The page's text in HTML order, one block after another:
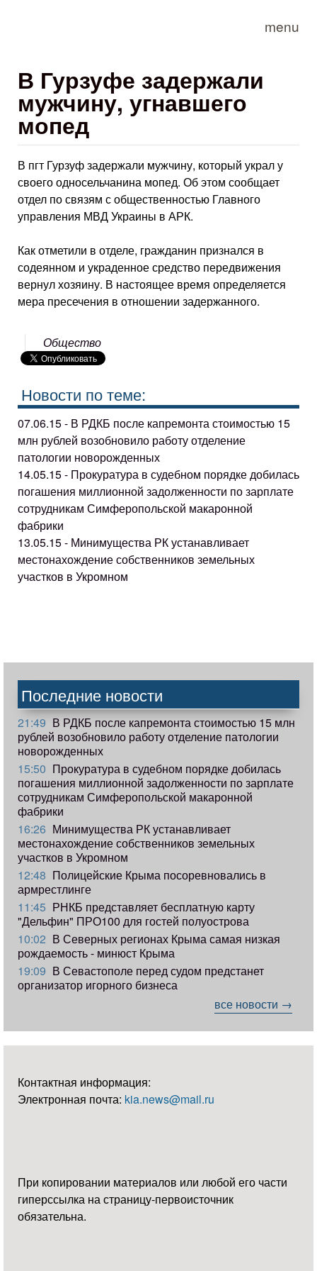
menu
В Гурзуфе задержали
мужчину, угнавшего
мопед
В пгт Гурзуф задержали мужчину, который украл у
своего односельчанина мопед. Об этом сообщает
отдел по связям с общественностью Главного
управления МВД Украины в АРК.
Как отметили в отделе, гражданин признался в
содеянном и украденное средство передвижения
вернул хозяину. В настоящее время определяется
мера пресечения в отношении задержанного.
Общество
Новости по теме:
07.06.15 - В РДКБ после капремонта стоимостью 15
млн рублей возобновило работу отделение
патологии новорожденных
14.05.15 - Прокуратура в судебном порядке добилась
погашения миллионной задолженности по зарплате
сотрудникам Симферопольской макаронной
фабрики
13.05.15 - Минимущества РК устанавливает
местонахождение собственников земельных
участков в Укромном
Последние новости
21:49 В РДКБ после капремонта стоимостью 15 млн
рублей возобновило работу отделение патологии
новорожденных
15:50 Прокуратура в судебном порядке добилась
погашения миллионной задолженности по зарплате
сотрудникам Симферопольской макаронной
фабрики
16:26 Минимущества РК устанавливает
местонахождение собственников земельных
участков в Укромном
12:48 Полицейские Крыма посоревновались в
армрестлинге
11:45 РНКБ представляет бесплатную карту
"Дельфин" ПРО100 для гостей полуострова
10:02 В Северных регионах Крыма самая низкая
рождаемость - минюст Крыма
19:09 В Севастополе перед судом предстанет
организатор игорного бизнеса
все новости →
Контактная информация:
Электронная почта: kia.news@mail.ru
При копировании материалов или любой его части
гиперссылка на страницу-первоисточник
обязательна.